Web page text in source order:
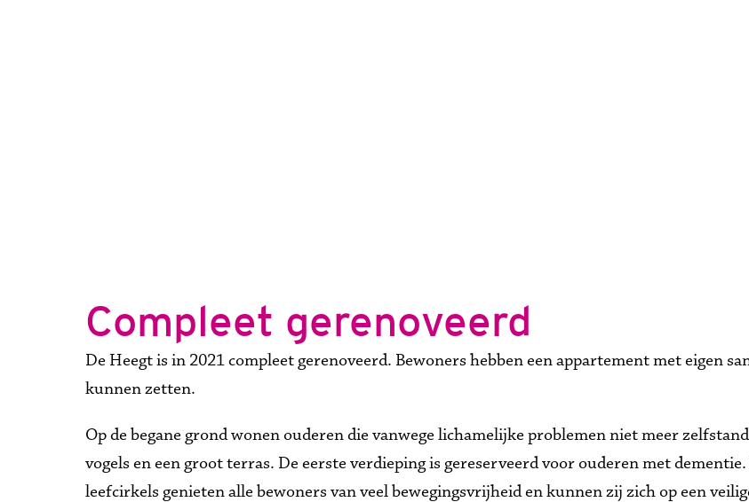
Compleet gerenoveerd
De Heegt is in 2021 compleet gerenoveerd. Bewoners hebben een appartement met eigen
kunnen zetten.
Op de begane grond wonen ouderen die vanwege lichamelijke problemen niet meer
vogels en een groot terras. De eerste verdieping is gereserveerd voor ouderen met
leefcirkels genieten alle bewoners van veel bewegingsvrijheid en kunnen zij zich op een